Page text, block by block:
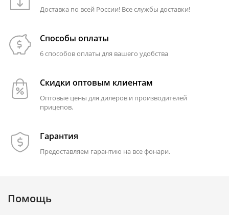
Доставка по всей России! Все службы доставки!
Способы оплаты
6 способов оплаты для вашего удобства
Скидки оптовым клиентам
Оптовые цены для дилеров и производителей
прицепов.
Гарантия
Предоставляем гарантию на все фонари.
Помощь